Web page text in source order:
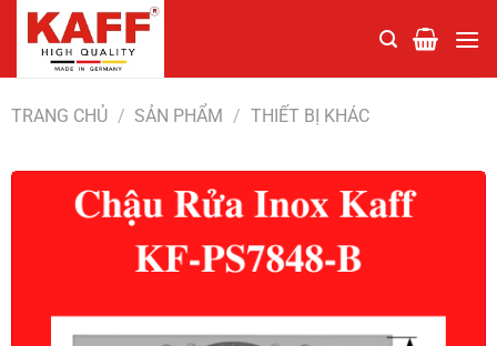
Chuyển
đến
TRANG CHỦ / SẢN PHẨM / THIẾT BỊ KHÁC